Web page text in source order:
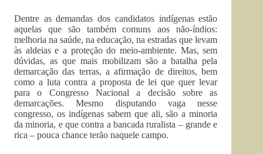
Dentre as demandas dos candidatos indígenas estão
aquelas que são também comuns aos não-índios:
melhoria na saúde, na educação, na estradas que levam
às aldeias e a proteção do meio-ambiente. Mas, sem
dúvidas, as que mais mobilizam são a batalha pela
demarcação das terras, a afirmação de direitos, bem
como a luta contra a proposta de lei que quer levar
para o Congresso Nacional a decisão sobre as
demarcações. Mesmo disputando vaga nesse
congresso, os indígenas sabem que ali, são a minoria
da minoria, e que contra a bancada ruralista – grande e
rica – pouca chance terão naquele campo.